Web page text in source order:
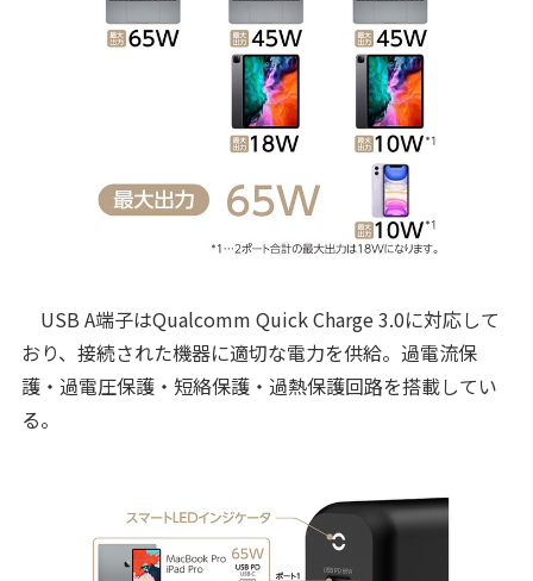
USB A端子はQualcomm Quick Charge 3.0に対応して
おり、接続された機器に適切な電力を供給。過電流保
護・過電圧保護・短絡保護・過熱保護回路を搭載してい
る。